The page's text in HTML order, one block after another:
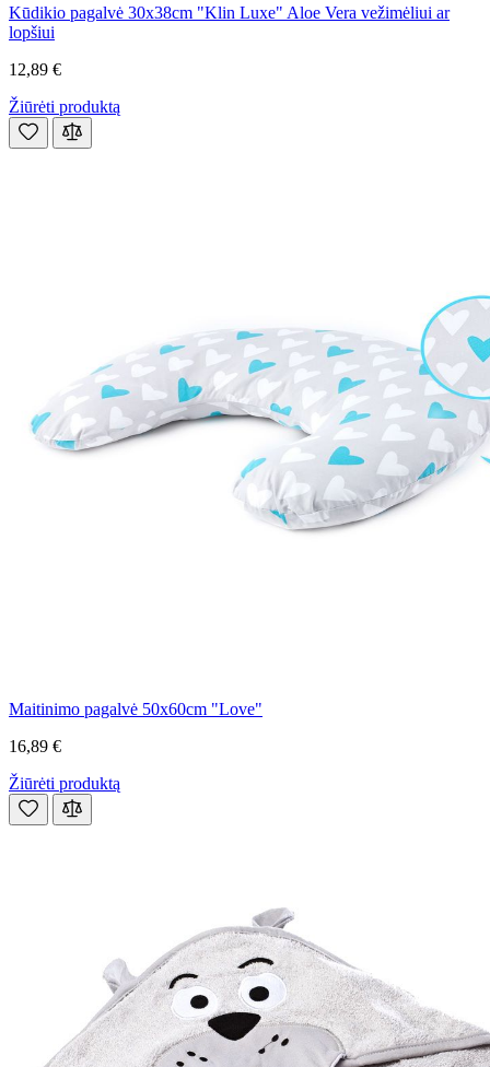
Kūdikio pagalvė 30x38cm "Klin Luxe" Aloe Vera vežimėliui ar
lopšiui
12,89 €
Žiūrėti produktą
Maitinimo pagalvė 50x60cm "Love"
16,89 €
Žiūrėti produktą